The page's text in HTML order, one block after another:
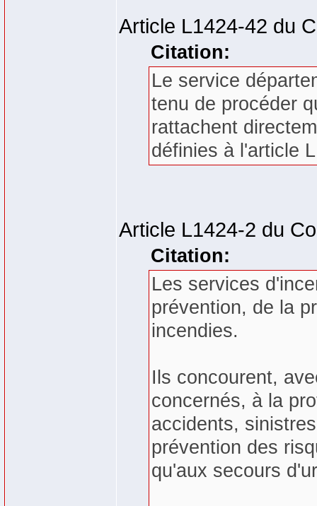
Article L1424-42 du
Citation:
Le service
tenu de procéder
rattachent
définies à l'article
Article L1424-2 du
Citation:
Les services
prévention, de la
incendies.
Ils concourent,
concernés, à la
accidents,
prévention des
qu'aux secours